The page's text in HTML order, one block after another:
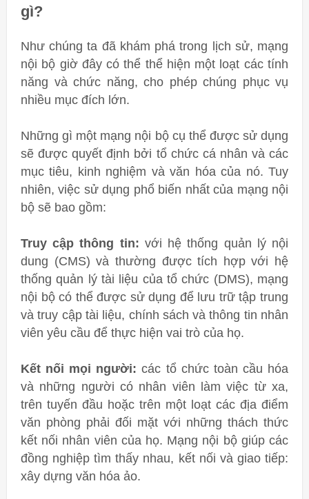
gì?
Như chúng ta đã khám phá trong lịch sử, mạng
nội bộ giờ đây có thể thể hiện một loạt các tính
năng và chức năng, cho phép chúng phục vụ
nhiều mục đích lớn.
Những gì một mạng nội bộ cụ thể được sử dụng
sẽ được quyết định bởi tổ chức cá nhân và các
mục tiêu, kinh nghiệm và văn hóa của nó. Tuy
nhiên, việc sử dụng phổ biến nhất của mạng nội
bộ sẽ bao gồm:
Truy cập thông tin: với hệ thống quản lý nội
dung (CMS) và thường được tích hợp với hệ
thống quản lý tài liệu của tổ chức (DMS), mạng
nội bộ có thể được sử dụng để lưu trữ tập trung
và truy cập tài liệu, chính sách và thông tin nhân
viên yêu cầu để thực hiện vai trò của họ.
Kết nối mọi người:các tổ chức toàn cầu hóa
và những người có nhân viên làm việc từ xa,
trên tuyến đầu hoặc trên một loạt các địa điểm
văn phòng phải đối mặt với những thách thức
kết nối nhân viên của họ. Mạng nội bộ giúp các
đồng nghiệp tìm thấy nhau, kết nối và giao tiếp:
xây dựng văn hóa ảo.